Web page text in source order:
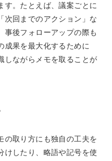
す。たとえば、議案ごとに
次回までのアクション」な
事後フォローアップの際も
成果を最大化するために
しながらメモを取ることが
の取り方にも独自の工夫を
けしたり、略語や記号を使